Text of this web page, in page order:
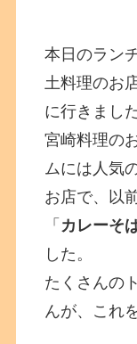
本日のラン
土料理のお
に行きました
宮崎料理の
ムには人気
お店で、以
「 カレーそ
した。
たくさんの
んが、これ